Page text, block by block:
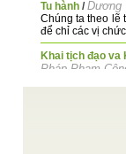
Tu hành /Dương
Chúng ta theo lẽ
để chỉ các vị
Khai tịch đạo
Pháp Phạm